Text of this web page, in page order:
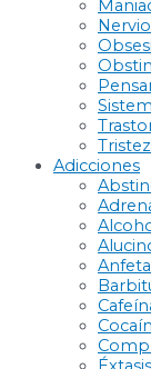
Nervio
Adicciones